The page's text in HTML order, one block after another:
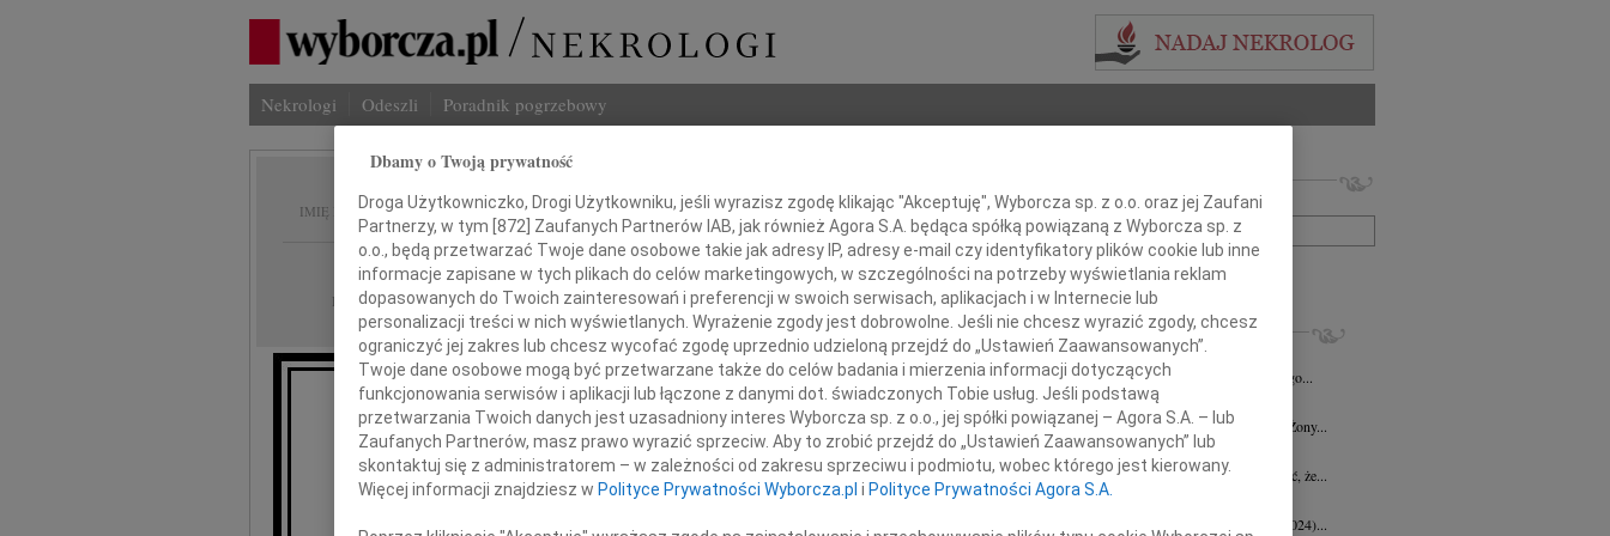
Nekrologi Odeszli Poradnik pogrzebowy
IMIĘ I NAZWISKO: Anna Maria Slattery-Dąbrowska
REGION: Gdańsk
DATA EMISJI: 04.10.2014
"Nie żyjemy aby umierać, ale umieramy by żyć wiecznie"
30 kwietnia 2014 roku
Imię i nazwisko lub numer ogłoszenia:
+ szukanie zaawansowane
INNE NEKROLOGI
Witold Halka wiek: 89 21.07.2026
Z wielkim żalem i smutkiem żegnamy naszego...
Jadwiga Czajka16.07.2026
Panu Andrzejowi Czajce z powodu śmierci Żony...
Adam Borowski 10.07.2026Gdańsk
Z wielkim smutkiem przyjęłyśmy wiadomość, że...
Alina Augustynowicz
Alina Augustynowicz z domu Hinz (1979-2024)...
Dbamy o Twoją prywatność
Droga Użytkowniczko, Drogi Użytkowniku, jeśli wyrazisz zgodę klikając "Akceptuję", Wyborcza sp. z o.o. oraz jej Zaufani
Partnerzy, w tym [ 872 ] Zaufanych Partnerów IAB, jak również Agora S.A. będąca spółką powiązaną z Wyborcza sp. z
o.o., będą przetwarzać Twoje dane osobowe takie jak adresy IP, adresy e-mail czy identyfikatory plików cookie lub inne
informacje zapisane w tych plikach do celów marketingowych, w szczególności na potrzeby wyświetlania reklam
dopasowanych do Twoich zainteresowań i preferencji w swoich serwisach, aplikacjach i w Internecie lub
personalizacji treści w nich wyświetlanych. Wyrażenie zgody jest dobrowolne. Jeśli nie chcesz wyrazić zgody, chcesz
ograniczyć jej zakres lub chcesz wycofać zgodę uprzednio udzieloną przejdź do „Ustawień Zaawansowanych”.
Twoje dane osobowe mogą być przetwarzane także do celów badania i mierzenia informacji dotyczących
funkcjonowania serwisów i aplikacji lub łączone z danymi dot. świadczonych Tobie usług. Jeśli podstawą
przetwarzania Twoich danych jest uzasadniony interes Wyborcza sp. z o.o., jej spółki powiązanej – Agora S.A. – lub
Zaufanych Partnerów, masz prawo wyrazić sprzeciw. Aby to zrobić przejdź do „Ustawień Zaawansowanych” lub
skontaktuj się z administratorem – w zależności od zakresu sprzeciwu i podmiotu, wobec którego jest kierowany.
Więcej informacji znajdziesz w Polityce Prywatności Wyborcza.pl i Polityce Prywatności Agora S.A.